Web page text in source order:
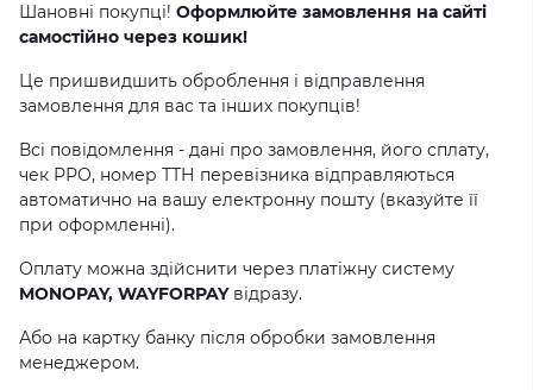
Шановні покупці! Оформлюйте замовлення на сайті
самостійно через кошик!
Це пришвидшить оброблення і відправлення
замовлення для вас та інших покупців!
Всі повідомлення - дані про замовлення, його сплату,
чек РРО, номер ТТН перевізника відправляються
автоматично на вашу електронну пошту (вказуйте її
при оформленні).
Оплату можна здійснити через платіжну систему
MONOPAY, WAYFORPAYвідразу.
Або на картку банку після обробки замовлення
менеджером.